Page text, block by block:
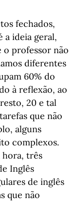
fechados,
a ideia geral,
o professor não
diferentes
60% do
à reflexão, ao
20 e tal
que não
alguns
complexos.
hora, três
Inglês
de inglês
que não